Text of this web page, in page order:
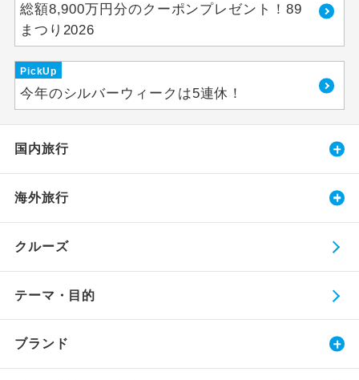
総額8,900万円分のクーポンプレゼント！89
まつり2026
PickUp
今年のシルバーウィークは5連休！
国内旅行
海外旅行
クルーズ
テーマ・目的
ブランド